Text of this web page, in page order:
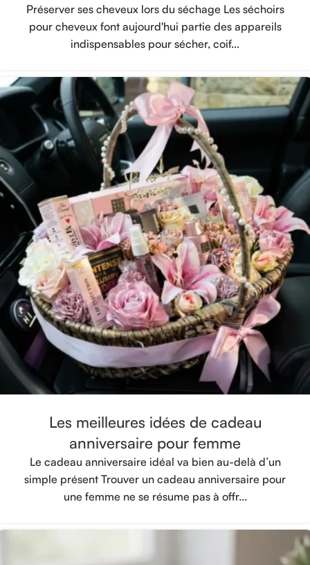
Préserver ses cheveux lors du séchage Les séchoirs
pour cheveux font aujourd'hui partie des appareils
indispensables pour sécher, coif...
Les meilleures idées de cadeau
anniversaire pour femme
Le cadeau anniversaire idéal va bien au-delà d’un
simple présent Trouver un cadeau anniversaire pour
une femme ne se résume pas à offr...